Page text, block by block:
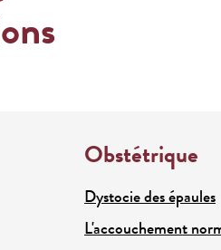
Obstétrique
Dystocie des épaules
L'accouchement